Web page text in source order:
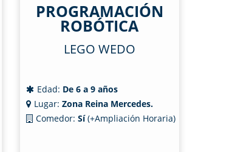
PROGRAMACIÓN
ROBÓTICA
LEGO WEDO
Edad: De 6 a 9 años
Lugar: Zona Reina Mercedes.
Comedor: Sí(+Ampliación Horaria)